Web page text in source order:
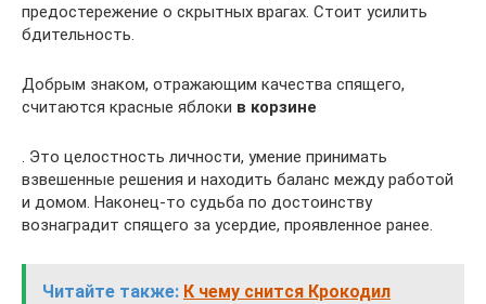
предостережение о скрытных врагах. Стоит усилить
бдительность.
Добрым знаком, отражающим качества спящего,
считаются красные яблоки в корзине
. Это целостность личности, умение принимать
взвешенные решения и находить баланс между работой
и домом. Наконец-то судьба по достоинству
вознаградит спящего за усердие, проявленное ранее.
Читайте также: К чему снится Крокодил